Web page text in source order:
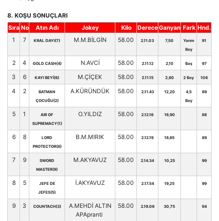
8. KOŞU SONUÇLARI
Sıra No Atın Adı Jokey Kilo DereceGanyan Fark Hnd.
1
7 KRAL DAYI(7) M.M.BİLGİN 58.00 2.11.03 7,50
Yarım
Boy
91
2 4 GOLD CASH(4) N.AVCİ 58.00 2.11.12 2,10 Baş 97
3 6 KAYI BEYİ(6) M.ÇİÇEK 58.00 2.11.15 2,80 2 Boy 106
4 2
BATMAN
ÇOCUĞU(2)
A.KÜRÜNDÜK 58.00 2.11.43 12,20
4,5
Boy
89
5 1
AIR OF
SUPREMACY(1)
O.YILDIZ 58.00 2.12.16 16,90 88
6 8
LORD
PROTECTOR(8)
B.M.MIRIK 58.00 2.12.19 18,65 89
7 9
SWORD
MASTER(9)
M.AKYAVUZ 58.00 2.14.34 10,25 99
8 5
JEFE DE
JEFES(5)
İ.AKYAVUZ 58.00 2.17.54 19,25 99
9 3 COUNTACH(3)
A.MEHDİ ALTIN
APApranti
58.00 2.19.06 30,75 94